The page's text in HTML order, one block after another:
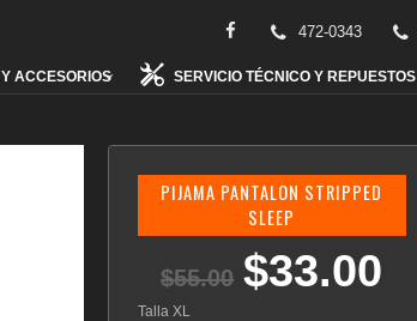
472-0343
ACCESORIOS SERVICIO TÉCNICO Y REPUESTOS
PIJAMA PANTALON STRIPPED
SLEEP
$55.00 El
precio
$33.00
Talla XL